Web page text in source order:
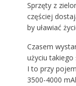
Sprzęty z
częściej
by uławiać
Czasem
użyciu takiego
I to przy
3500-4000